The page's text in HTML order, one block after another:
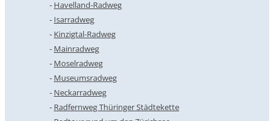
Havelland-Radweg
Isarradweg
Kinzigtal-Radweg
Mainradweg
Moselradweg
Museumsradweg
Neckarradweg
Radfernweg Thüringer Städtekette